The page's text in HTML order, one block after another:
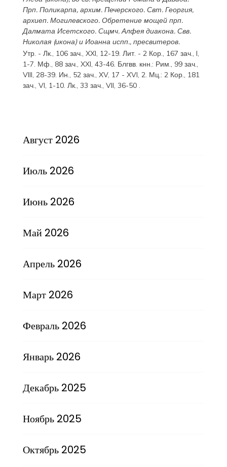
Прп. Поликарпа, архим. Печерского. Свт. Георгия,
архиеп. Могилевского. Обретение мощей прп.
ДалматаИсетского. Сщмч.Алфеядиакона. Свв.
Николая(икона) и Иоаннаиспп., пресвитеров.
Утр. - Лк., 106 зач., XXI, 12-19. Лит. - 2 Кор., 167 зач., I,
1-7. Мф., 88 зач., XXI, 43-46. Блгвв. кнн.: Рим., 99 зач.,
VIII, 28-39. Ин., 52 зач., XV, 17 - XVI, 2. Мц.: 2 Кор., 181
зач., VI, 1-10. Лк., 33 зач., VII, 36-50 .
Август 2026
Июль 2026
Июнь 2026
Май 2026
Апрель 2026
Март 2026
Февраль 2026
Январь 2026
Декабрь 2025
Ноябрь 2025
Октябрь 2025